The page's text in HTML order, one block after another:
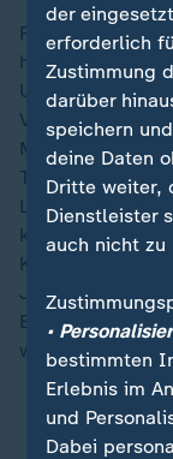
Für den FC
harter Brocken
Uhr hier im
Viertelfinal-
Meister Inter
Trainer Vincent
Leistungsträger
könnte dem
Könnte. Denn
Jamal Musiala
werde "alles
Musiala-
der
erforderlich
Zustimmung
darüber
speichern
deine Daten
Dritte weiter,
Dienstleister
auch nicht zu
•
bestimmten
Erlebnis im
und
Dabei